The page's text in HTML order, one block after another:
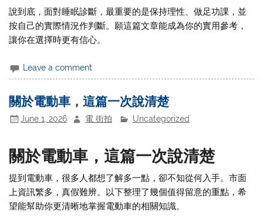
說到底，面對睡眠診斷，最重要的是保持理性、做足功課，並
按自己的實際情況作判斷。願這篇文章能成為你的實用參考，
讓你在選擇時更有信心。
Leave a comment
關於電動車，這篇一次說清楚
June 1, 2026 電 街拍 Uncategorized
關於電動車，這篇一次說清楚
提到電動車，很多人都想了解多一點，卻不知從何入手。市面
上資訊繁多，真假難辨。以下整理了幾個值得留意的重點，希
望能幫助你更清晰地掌握電動車的相關知識。